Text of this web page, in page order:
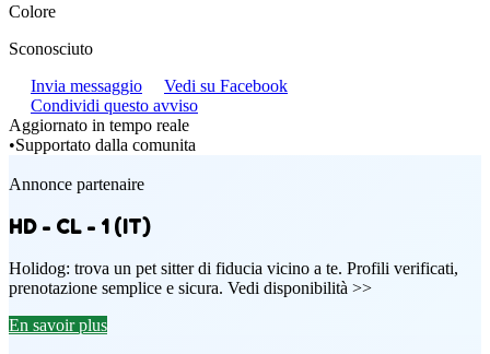
Colore
Sconosciuto
Invia messaggio
Vedi su Facebook
Condividi questo avviso
Aggiornato in tempo reale
•Supportato dalla comunita
Annonce partenaire
HD - CL - 1 (IT)
Holidog: trova un pet sitter di fiducia vicino a te. Profili verificati,
prenotazione semplice e sicura. Vedi disponibilità >>
En savoir plus